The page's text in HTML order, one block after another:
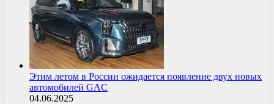
Этим летом в России ожидается появление двух новых
автомобилей GAC
04.06.2025